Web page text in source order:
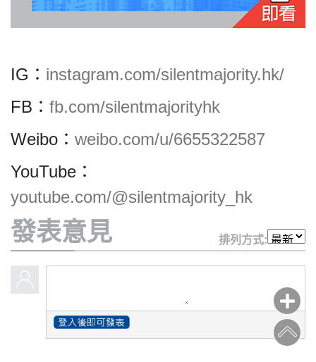
隱
策
及
責
聲
©
2018
Majority
IG： instagram.com/silentmajority.hk/
FB： fb.com/silentmajorityhk
Weibo： weibo.com/u/6655322587
YouTube：
youtube.com/@silentmajority_hk
發表意見 排列方式: